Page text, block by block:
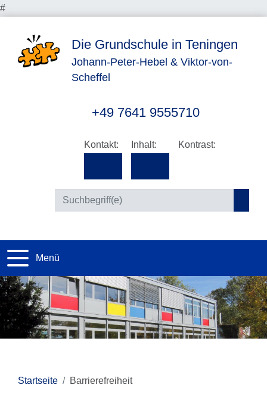
#
Die Grundschule in Teningen
Johann-Peter-Hebel & Viktor-von-
Scheffel
+49 7641 9555710
Kontakt: Inhalt: Kontrast:
Menü
Startseite Barrierefreiheit